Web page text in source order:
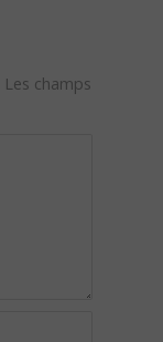
Les champs